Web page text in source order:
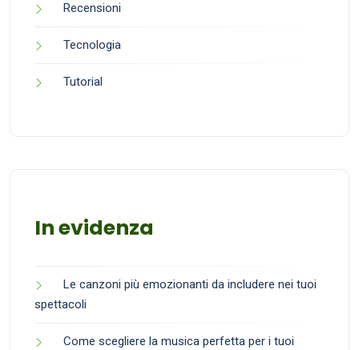
Recensioni
Tecnologia
Tutorial
In evidenza
Le canzoni più emozionanti da includere nei tuoi
spettacoli
Come scegliere la musica perfetta per i tuoi